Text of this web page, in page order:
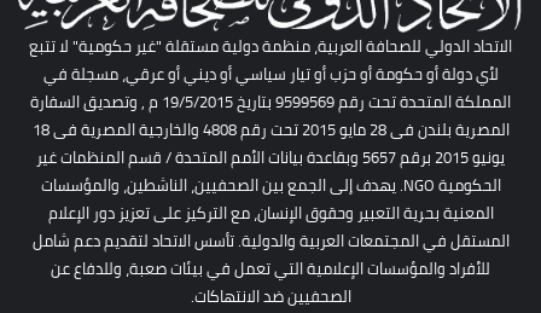
الاتحاد الدولي للصحافة العربية، منظمة دولية مستقلة "غير حكومية" لا تتبع
لأي دولة أو حكومة أو حزب أو تيار سياسي أو ديني أو عرقي، مسجلة في
المملكة المتحدة تحت رقم 9599569 بتاريخ 19/5/2015 م , وتصديق السفارة
المصرية بلندن فى 28 مايو 2015 تحت رقم 4808 والخارجية المصرية فى 18
يونيو 2015 برقم 5657 وبقاعدة بيانات الأمم المتحدة / قسم المنظمات غير
الحكومية NGO. يهدف إلى الجمع بين الصحفيين، الناشطين، والمؤسسات
المعنية بحرية التعبير وحقوق الإنسان، مع التركيز على تعزيز دور الإعلام
المستقل في المجتمعات العربية والدولية. تأسس الاتحاد لتقديم دعم شامل
للأفراد والمؤسسات الإعلامية التي تعمل في بيئات صعبة، وللدفاع عن
الصحفيين ضد الانتهاكات.